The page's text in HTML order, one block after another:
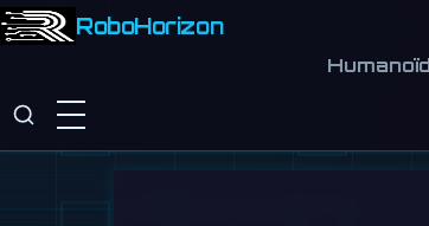
RoboHorizon